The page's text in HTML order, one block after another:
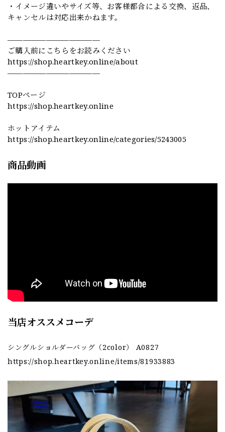
・イメージ違いやサイズ等、お客様都合による交換、返品、
キャンセルは対応出来かねます。
————————————
ご購入前にこちらをお読みください
https://shop.heartkey.online/about
————————————
TOPページ
https://shop.heartkey.online
ホットアイテム
https://shop.heartkey.online/categories/5243005
商品動画
当店オススメコーデ
シングルショルダーバッグ（2color） A0827
https://shop.heartkey.online/items/81933883